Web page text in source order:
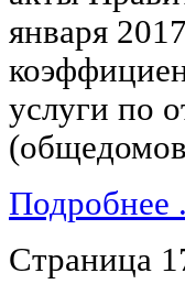
января
услуги по
Подробнее
Страница